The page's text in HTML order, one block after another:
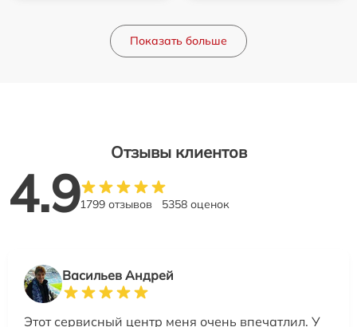
Показать больше
Отзывы клиентов
4.91799 отзывов 5358 оценок
Васильев Андрей
Этот сервисный центр меня очень впечатлил. У